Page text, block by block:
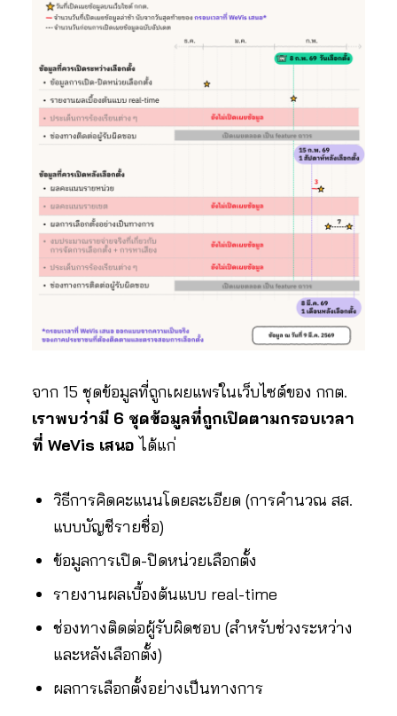
จาก 15 ชุดข้อมูลที่ถูกเผยแพร่ในเว็บไซต์ของ กกต.
เราพบว่ามี 6 ชุดข้อมูลที่ถูกเปิดตามกรอบเวลา
ที่ WeVis เสนอ ได้แก่
วิธีการคิดคะแนนโดยละเอียด (การคำนวณ สส.
แบบบัญชีรายชื่อ)
ข้อมูลการเปิด-ปิดหน่วยเลือกตั้ง
รายงานผลเบื้องต้นแบบ real-time
ช่องทางติดต่อผู้รับผิดชอบ (สำหรับช่วงระหว่าง
และหลังเลือกตั้ง)
ผลการเลือกตั้งอย่างเป็นทางการ